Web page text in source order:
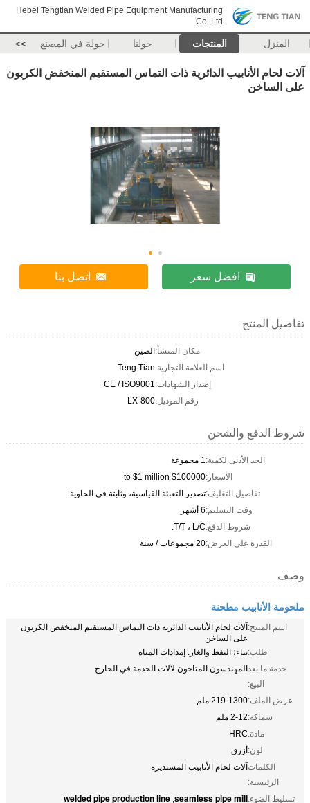
Hebei Tengtian Welded Pipe Equipment Manufacturing
Co.,Ltd.
المنزل المنتجات حولنا جولة في المصنع >>
آلات لحام الأنابيب الدائرية ذات التماس المستقيم المنخفض الكربون
على الساخن
افضل سعر اتصل بنا
تفاصيل المنتج
مكان المنشأ:الصين
اسم العلامة التجارية:Teng Tian
إصدار الشهادات:CE / ISO9001
رقم الموديل:LX-800
شروط الدفع والشحن
الحد الأدنى لكمية:1 مجموعة
الأسعار:$100000 to $1 million
تفاصيل التغليف:تصدير التعبئة القياسية، وثابتة في الحاوية
وقت التسليم:6 أشهر
شروط الدفع:T/T ، L/C.
القدرة على العرض:20 مجموعات / سنة
وصف
ملحومة الأنابيب مطحنة
اسم المنتج:آلات لحام الأنابيب الدائرية ذات التماس المستقيم المنخفض الكربون
على الساخن
طلب:بناء؛ النفط والغاز. إمدادات المياه
خدمة ما بعد
البيع:
المهندسون المتاحون لآلات الخدمة في الخارج
عرض الملف:219-1300 ملم
سماكة:2-12 ملم
مادة:HRC
لون:أزرق
الكلمات
الرئيسية:
آلات لحام الأنابيب المستديرة
تسليط الضوء:seamless pipe mill
,
welded pipe production line